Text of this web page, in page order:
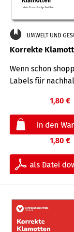
UMWELT UND
Korrekte
Wenn schon
Labels für
1,80 €
1,80 €